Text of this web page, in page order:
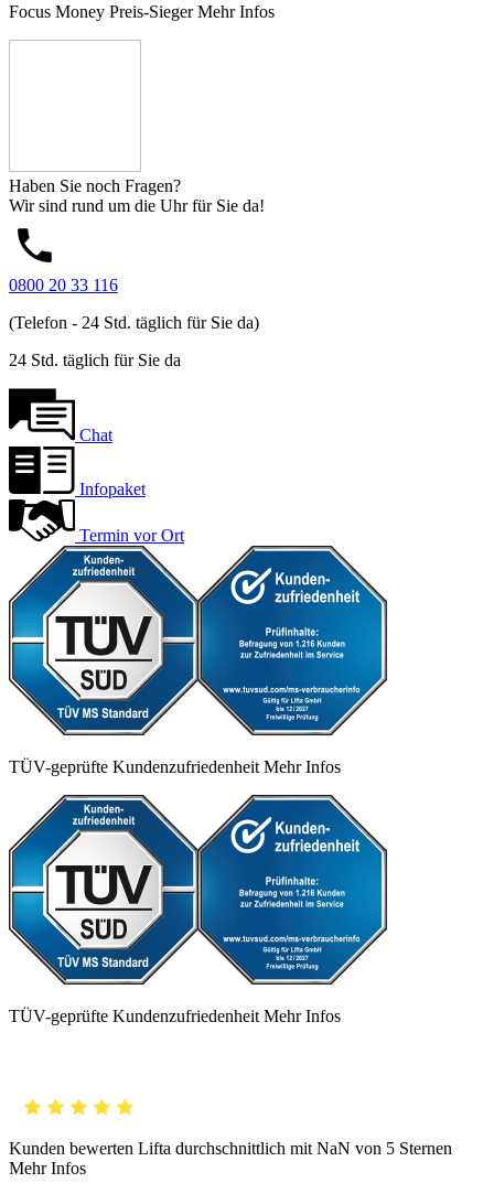
Focus Money Preis-SiegerMehr Infos
Haben Sie noch Fragen?
Wir sind rund um die Uhr für Sie da!
0800 20 33 116
(Telefon - 24 Std. täglich für Sie da)
24 Std. täglich für Sie da
Chat
Infopaket
Termin vor Ort
TÜV-geprüfte Kundenzufriedenheit Mehr Infos
TÜV-geprüfte Kundenzufriedenheit Mehr Infos
Kunden bewerten Lifta durchschnittlich mit NaN von 5 Sternen
Mehr Infos